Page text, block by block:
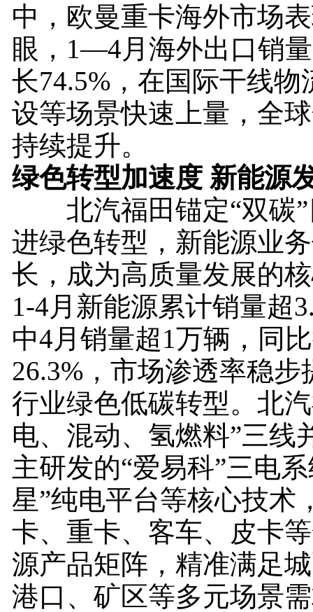
中，欧曼重卡海外市场
眼，1—4月海外出口销
长74.5%，在国际干线物
设等场景快速上量，全
持续提升。
绿色转型加速度 新能源
北汽福田锚定“双碳”
进绿色转型，新能源业
长，成为高质量发展的
1-4月新能源累计销量超
中4月销量超1万辆，同
26.3%，市场渗透率稳步
行业绿色低碳转型。北
电、混动、氢燃料”三线
主研发的“爱易科”三电
星”纯电平台等核心技术
卡、重卡、客车、皮卡
源产品矩阵，精准满足
港口、矿区等多元场景